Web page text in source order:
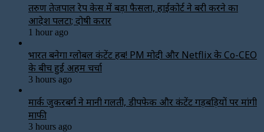
तरुण तेजपाल रेप केस में बड़ा फैसला, हाईकोर्ट ने बरी करने का
आदेश पलटा; दोषी करार
1 hour ago
भारत बनेगा ग्लोबल कंटेंट हब! PM मोदी और Netflix के Co-CEO
के बीच हुई अहम चर्चा
3 hours ago
मार्क जुकरबर्ग ने मानी गलती, डीपफेक और कंटेंट गड़बड़ियों पर मांगी
माफी
3 hours ago